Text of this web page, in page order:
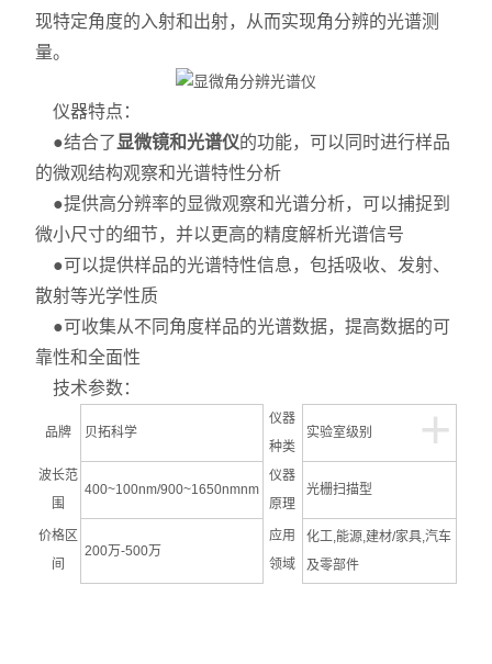
现特定角度的入射和出射，从而实现角分辨的光谱测
量。
仪器特点：
●结合了 显微镜和光谱仪的功能，可以同时进行样品
的微观结构观察和光谱特性分析
●提供高分辨率的显微观察和光谱分析，可以捕捉到
微小尺寸的细节，并以更高的精度解析光谱信号
●可以提供样品的光谱特性信息，包括吸收、发射、
散射等光学性质
●可收集从不同角度样品的光谱数据，提高数据的可
靠性和全面性
技术参数：
+
品牌 贝拓科学
仪器
种类
实验室级别
波长范
围
400~100nm/900~1650nmnm
仪器
原理
光栅扫描型
价格区
间
200万-500万
应用
领域
化工,能源,建材/家具,汽车
及零部件